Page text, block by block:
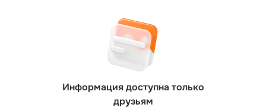
Информация доступна только
друзьям